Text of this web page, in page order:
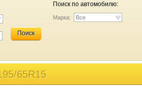
Поиск
Поиск по автомобилю:
Марка: Все
65R15